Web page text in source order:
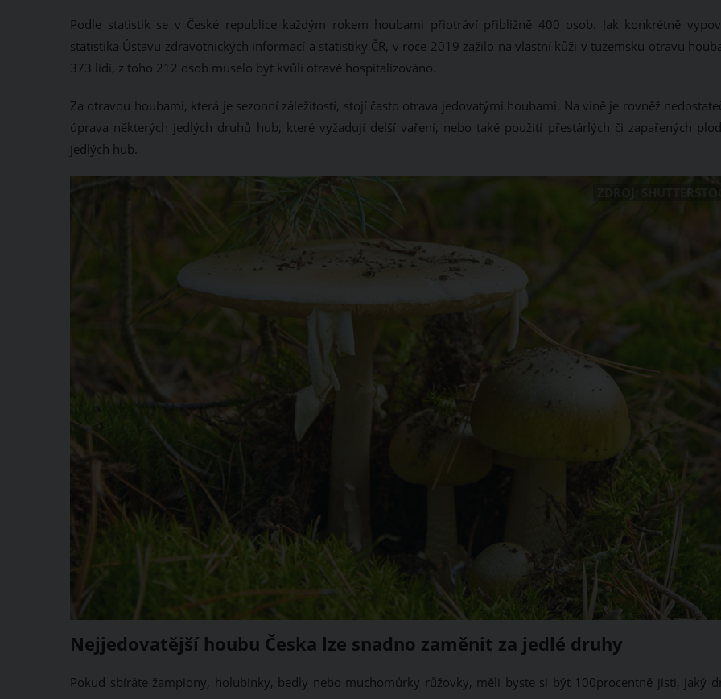
Podle statistik se v České republice každým rokem houbami přiotráví přibližně 400 osob. Jak konkrétně
statistika Ústavu zdravotnických informací a statistiky ČR, v roce 2019 zažilo na vlastní kůži v tuzemsku otravu
373 lidí, z toho 212 osob muselo být kvůli otravě hospitalizováno.
Za otravou houbami, která je sezonní záležitostí, stojí často otrava jedovatými houbami. Na vině je rovněž
úprava některých jedlých druhů hub, které vyžadují delší vaření, nebo také použití přestárlých či zapařených
jedlých hub.
ZDROJ:
Nejjedovatější houbu Česka lze snadno zaměnit za jedlé druhy
Pokud sbíráte žampiony, holubinky, bedly nebo muchomůrky růžovky, měli byste si být 100procentně jisti, jaký